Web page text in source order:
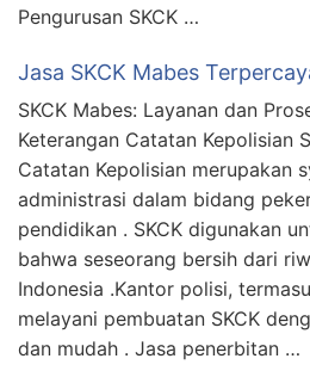
Pengurusan SKCK …
Jasa SKCK Mabes
SKCK Mabes: Layanan dan
Keterangan Catatan Kepolisian
Catatan Kepolisian merupakan
administrasi dalam bidang
pendidikan . SKCK digunakan
bahwa seseorang bersih dari
Indonesia .Kantor polisi,
melayani pembuatan SKCK
dan mudah . Jasa penerbitan …